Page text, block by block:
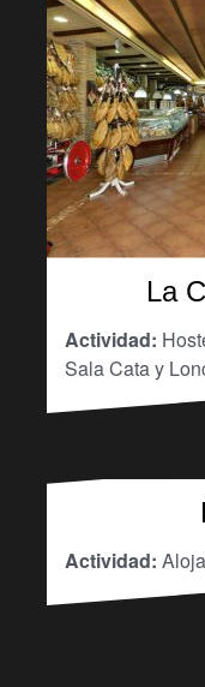
La
Actividad:
Sala Cata y
Actividad: